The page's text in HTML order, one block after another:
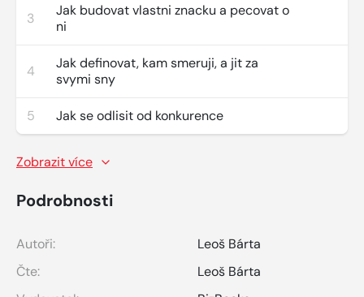
3
Jak budovat vlastni znacku a pecovat o
ni
4
Jak definovat, kam smeruji, a jit za
svymi sny
5 Jak se odlisit od konkurence
Zobrazit více
Podrobnosti
Autoři:
Leoš Bárta
Čte:
Leoš Bárta